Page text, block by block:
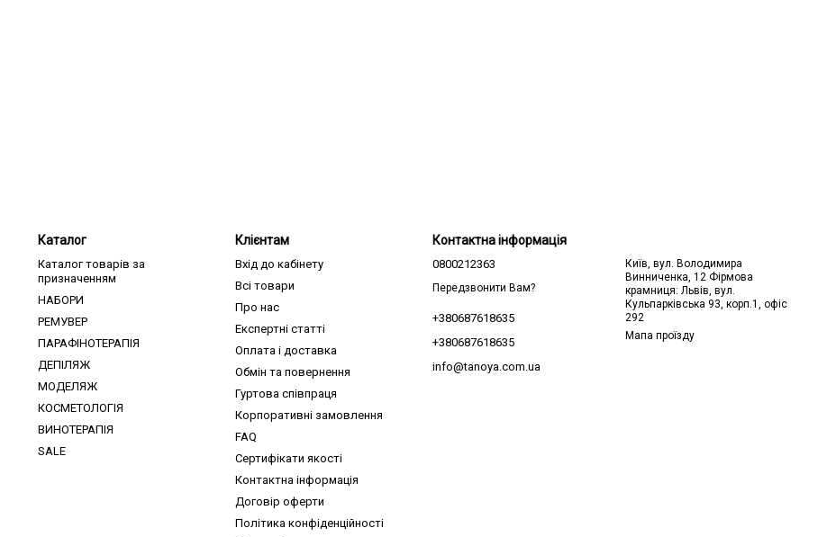
Каталог
Каталог товарів за
призначенням
НАБОРИ
РЕМУВЕР
ПАРАФІНОТЕРАПІЯ
ДЕПІЛЯЖ
МОДЕЛЯЖ
КОСМЕТОЛОГІЯ
ВИНОТЕРАПІЯ
SALE
Клієнтам
Вхід до кабінету
Всі товари
Про нас
Експертні статті
Оплата і доставка
Обмін та повернення
Гуртова співпраця
Корпоративні замовлення
FAQ
Сертифікати якості
Контактна інформація
Договір оферти
Політика конфіденційності
Контактна інформація
0800212363
Передзвонити Вам?
+380687618635
+380687618635
info@tanoya.com.ua
Київ, вул. Володимира
Винниченка, 12 Фірмова
крамниця: Львів, вул.
Кульпарківська 93, корп.1, офіс
292
Мапа проїзду